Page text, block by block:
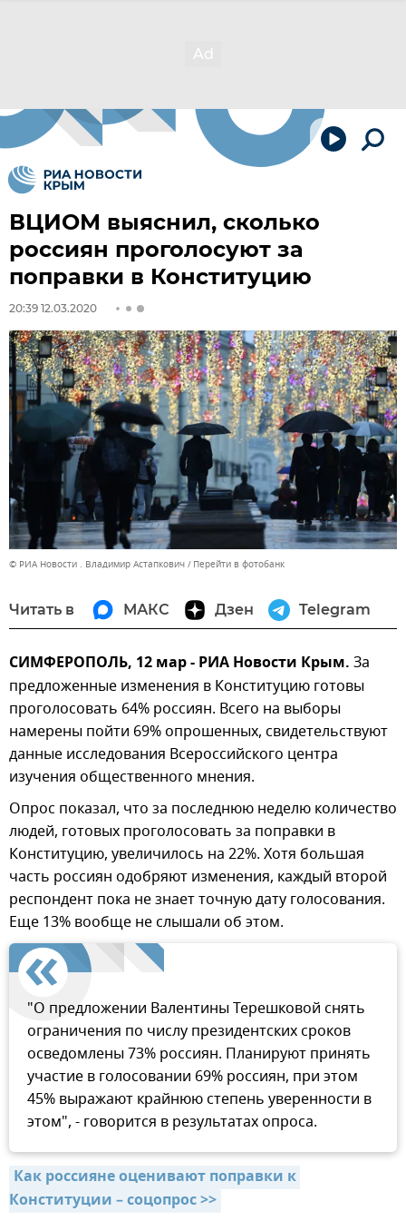
ВЦИОМ выяснил, сколько
россиян проголосуют за
поправки в Конституцию
20:39 12.03.2020
© РИА Новости . Владимир Астапкович Перейти в фотобанк
Читать в МАКС Дзен Telegram
СИМФЕРОПОЛЬ, 12 мар - РИА Новости Крым. За
предложенные изменения в Конституцию готовы
проголосовать 64% россиян. Всего на выборы
намерены пойти 69% опрошенных, свидетельствуют
данные исследования Всероссийского центра
изучения общественного мнения.
Опрос показал, что за последнюю неделю количество
людей, готовых проголосовать за поправки в
Конституцию, увеличилось на 22%. Хотя большая
часть россиян одобряют изменения, каждый второй
респондент пока не знает точную дату голосования.
Еще 13% вообще не слышали об этом.
"О предложении Валентины Терешковой снять
ограничения по числу президентских сроков
осведомлены 73% россиян. Планируют принять
участие в голосовании 69% россиян, при этом
45% выражают крайнюю степень уверенности в
этом", - говорится в результатах опроса.
Как россияне оценивают поправки к
Конституции – соцопрос >>